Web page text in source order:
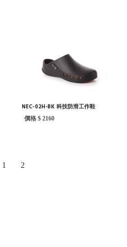
NEC-02H-BK 科技防滑工作鞋
價格 $ 2160
1 2